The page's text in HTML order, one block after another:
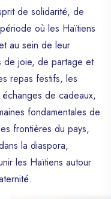
de solidarité, de
où les Haïtiens
au sein de leur
de joie, de partage et
repas festifs, les
de cadeaux,
fondamentales de
frontières du pays,
la diaspora,
les Haïtiens autour